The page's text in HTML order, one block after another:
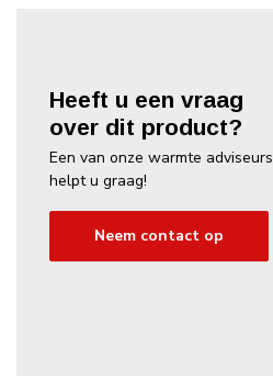
Heeft u een vraag
over dit product?
Een van onze warmte adviseurs
helpt u graag!
Neem contact op